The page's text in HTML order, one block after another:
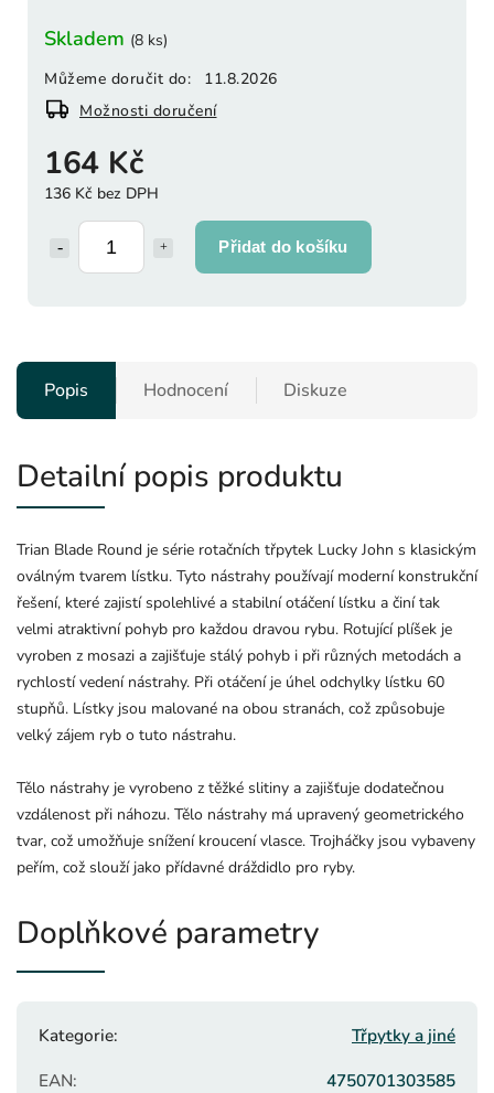
164 Kč
136 Kč bez DPH
Přidat do košíku
Skladem (8 ks)
Můžeme doručit do:
11.8.2026
Možnosti doručení
Popis Hodnocení Diskuze
Detailní popis produktu
Trian Blade Round je série rotačních třpytek Lucky John s klasickým
oválným tvarem lístku. Tyto nástrahy používají moderní konstrukční
řešení, které zajistí spolehlivé a stabilní otáčení lístku a činí tak
velmi atraktivní pohyb pro každou dravou rybu. Rotující plíšek je
vyroben z mosazi a zajišťuje stálý pohyb i při různých metodách a
rychlostí vedení nástrahy. Při otáčení je úhel odchylky lístku 60
stupňů. Lístky jsou malované na obou stranách, což způsobuje
velký zájem ryb o tuto nástrahu.
Tělo nástrahy je vyrobeno z těžké slitiny a zajišťuje dodatečnou
vzdálenost při náhozu. Tělo nástrahy má upravený geometrického
tvar, což umožňuje snížení kroucení vlasce. Trojháčky jsou vybaveny
peřím, což slouží jako přídavné dráždidlo pro ryby.
Doplňkové parametry
Kategorie:
Třpytky a jiné
EAN: 4750701303585